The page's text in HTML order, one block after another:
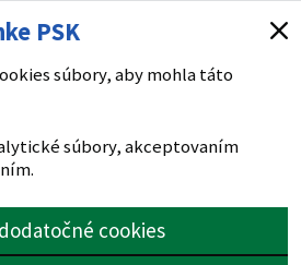
PSK
súbory, aby mohla táto
súbory, akceptovaním
cookies